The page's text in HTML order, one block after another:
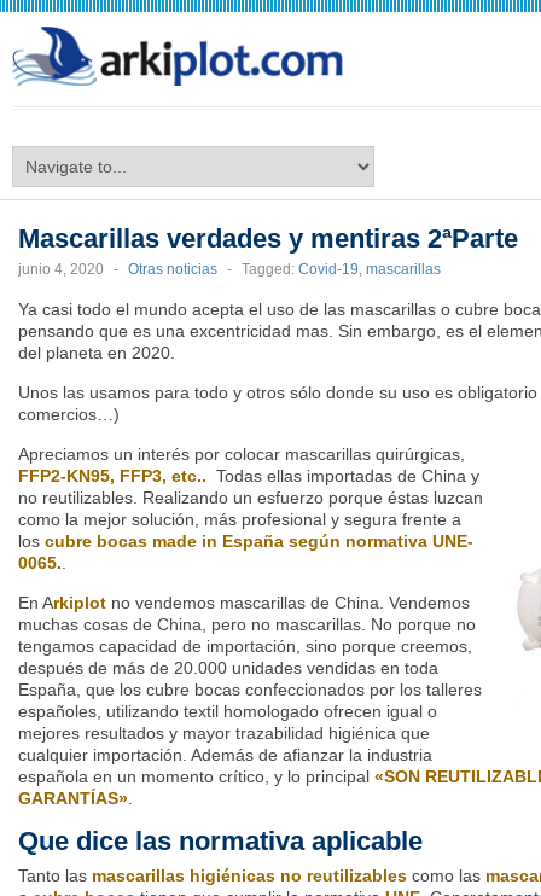
Mascarillas verdades y mentiras 2ªParte
junio 4, 2020 - Otras noticias - Tagged: Covid-19, mascarillas
Ya casi todo el mundo acepta el uso de las mascarillas o cubre
pensando que es una excentricidad mas. Sin embargo, es el
del planeta en 2020.
Unos las usamos para todo y otros sólo donde su uso es
comercios…)
Apreciamos un interés por colocar mascarillas quirúrgicas,
FFP2-KN95, FFP3, etc.. Todas ellas importadas de China y
no reutilizables. Realizando un esfuerzo porque éstas luzcan
como la mejor solución, más profesional y segura frente a
los cubre bocas made in España según normativa UNE-
0065..
En Arkiplot no vendemos mascarillas de China. Vendemos
muchas cosas de China, pero no mascarillas. No porque no
tengamos capacidad de importación, sino porque creemos,
después de más de 20.000 unidades vendidas en toda
España, que los cubre bocas confeccionados por los talleres
españoles, utilizando textil homologado ofrecen igual o
mejores resultados y mayor trazabilidad higiénica que
cualquier importación. Además de afianzar la industria
española en un momento crítico, y lo principal «SON
GARANTÍAS».
Que dice las normativa aplicable
Tanto las mascarillas higiénicas no reutilizables como las